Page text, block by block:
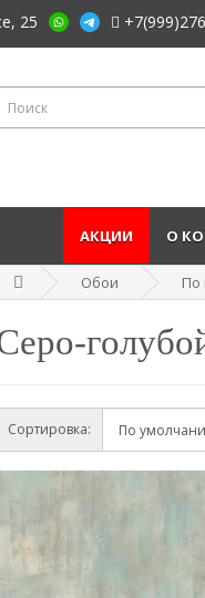
25
О
АКЦИИ
Обои По
Сортировка: